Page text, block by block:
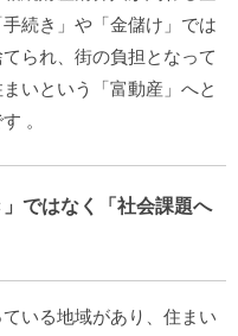
続き」や「金儲け」では
られ、街の負担となって
いという「富動産」へと
。
ではなく「社会課題へ
いる地域があり、住まい